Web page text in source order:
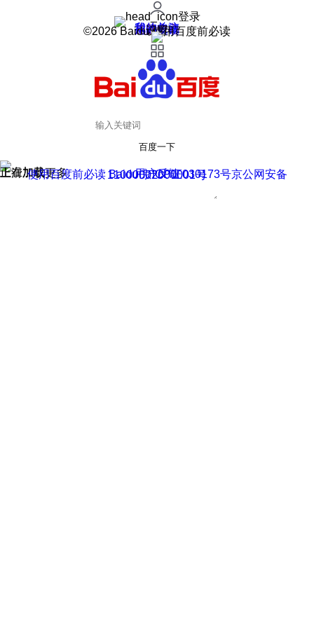
登录
我的关注
我的收藏
皮肤中心
用户反馈
设置
©2026 Baidu 使用百度前必读
百度一下
正在加载
上滑加载更多 用户反馈
使用百度前必读 Baidu 京ICP证030173号
京公网安备11000002000001号